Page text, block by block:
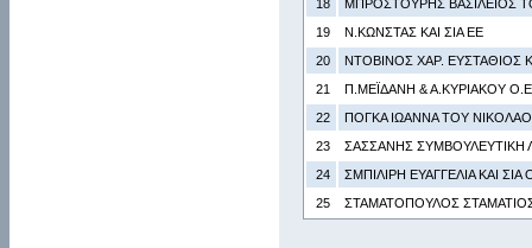
18
ΜΠΡΟΣΤΟΥΡΗΣ ΒΑΣΙΛΕΙΟΣ
19
Ν.ΚΩΝΣΤΑΣ ΚΑΙ ΣΙΑ ΕΕ
20
ΝΤΟΒΙΝΟΣ ΧΑΡ. ΕΥΣΤΑΘΙΟΣ
21
Π.ΜΕΪΔΑΝΗ & Α.ΚΥΡΙΑΚΟΥ
22
ΠΟΓΚΑ ΙΩΑΝΝΑ ΤΟΥ
23
ΣΑΣΣΑΝΗΣ ΣΥΜΒΟΥΛΕΥΤΙΚΗ
24
ΣΜΠΙΛΙΡΗ ΕΥΑΓΓΕΛΙΑ ΚΑΙ ΣΙΑ
25
ΣΤΑΜΑΤΟΠΟΥΛΟΣ ΣΤΑΜΑΤΙΟΣ